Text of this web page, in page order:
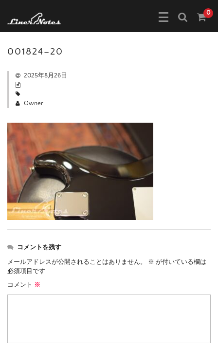
0
001824–20
2025年8月26日
Owner
コメントを残す
メールアドレスが公開されることはありません。 ※ が付いている欄は
必須項目です
コメント ※